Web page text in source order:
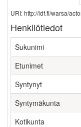
URI: http://ldf.fi/warsa/
Henkilötiedot
Sukunimi
Etunimet
Syntynyt
Syntymäkunta
Kotikunta